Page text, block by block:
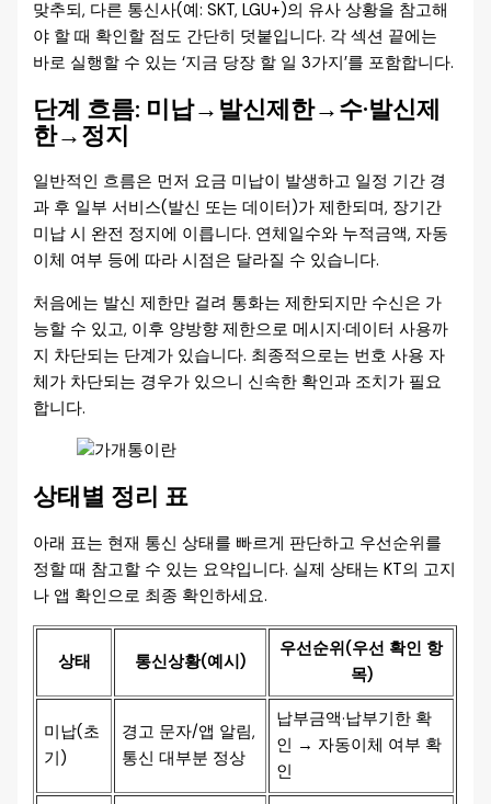
맞추되, 다른 통신사(예: SKT, LGU+)의 유사 상황을 참고해
야 할 때 확인할 점도 간단히 덧붙입니다. 각 섹션 끝에는
바로 실행할 수 있는 ‘지금 당장 할 일 3가지’를 포함합니다.
단계 흐름: 미납→발신제한→수·발신제
한→정지
일반적인 흐름은 먼저 요금 미납이 발생하고 일정 기간 경
과 후 일부 서비스(발신 또는 데이터)가 제한되며, 장기간
미납 시 완전 정지에 이릅니다. 연체일수와 누적금액, 자동
이체 여부 등에 따라 시점은 달라질 수 있습니다.
처음에는 발신 제한만 걸려 통화는 제한되지만 수신은 가
능할 수 있고, 이후 양방향 제한으로 메시지·데이터 사용까
지 차단되는 단계가 있습니다. 최종적으로는 번호 사용 자
체가 차단되는 경우가 있으니 신속한 확인과 조치가 필요
합니다.
상태별 정리 표
아래 표는 현재 통신 상태를 빠르게 판단하고 우선순위를
정할 때 참고할 수 있는 요약입니다. 실제 상태는 KT의 고지
나 앱 확인으로 최종 확인하세요.
상태 통신상황(예시)
우선순위(우선 확인 항
목)
미납(초
기)
경고 문자/앱 알림,
통신 대부분 정상
납부금액·납부기한 확
인 → 자동이체 여부 확
인